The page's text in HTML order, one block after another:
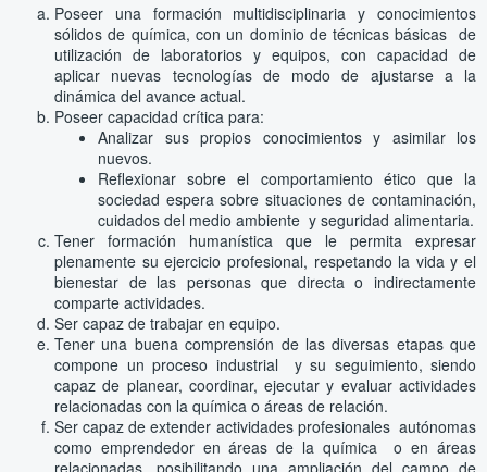
Poseer una formación multidisciplinaria y conocimientos
sólidos de química, con un dominio de técnicas básicas de
utilización de laboratorios y equipos, con capacidad de
aplicar nuevas tecnologías de modo de ajustarse a la
dinámica del avance actual.
Poseer capacidad crítica para:
Analizar sus propios conocimientos y asimilar los
nuevos.
Reflexionar sobre el comportamiento ético que la
sociedad espera sobre situaciones de contaminación,
cuidados del medio ambiente y seguridad alimentaria.
Tener formación humanística que le permita expresar
plenamente su ejercicio profesional, respetando la vida y el
bienestar de las personas que directa o indirectamente
comparte actividades.
Ser capaz de trabajar en equipo.
Tener una buena comprensión de las diversas etapas que
compone un proceso industrial y su seguimiento, siendo
capaz de planear, coordinar, ejecutar y evaluar actividades
relacionadas con la química o áreas de relación.
Ser capaz de extender actividades profesionales autónomas
como emprendedor en áreas de la química o en áreas
relacionadas, posibilitando una ampliación del campo de